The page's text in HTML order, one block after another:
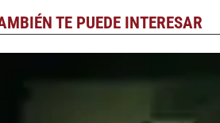
TE PUEDE INTERESAR